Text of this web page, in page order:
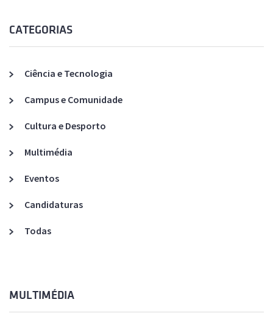
CATEGORIAS
Ciência e Tecnologia
Campus e Comunidade
Cultura e Desporto
Multimédia
Eventos
Candidaturas
Todas
MULTIMÉDIA